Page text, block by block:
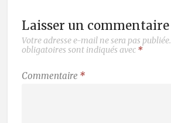
Laisser un commentaire
Votre adresse e-mail ne sera pas publiée.
obligatoires sont indiqués avec *
Commentaire *